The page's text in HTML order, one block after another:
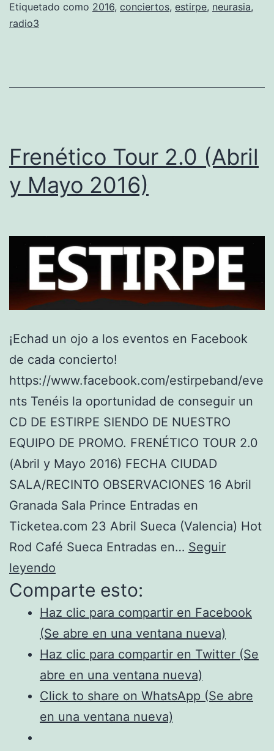
Etiquetado como 2016, conciertos, estirpe, neurasia,
radio3
Frenético Tour 2.0 (Abril
y Mayo 2016)
¡Echad un ojo a los eventos en Facebook
de cada concierto!
https://www.facebook.com/estirpeband/eve
nts Tenéis la oportunidad de conseguir un
CD DE ESTIRPE SIENDO DE NUESTRO
EQUIPO DE PROMO. FRENÉTICO TOUR 2.0
(Abril y Mayo 2016) FECHA CIUDAD
SALA/RECINTO OBSERVACIONES 16 Abril
Granada Sala Prince Entradas en
Ticketea.com 23 Abril Sueca (Valencia) Hot
Rod Café Sueca Entradas en… Seguir
leyendo
Tour
2.0
(Abril
y
Mayo
2016)
Comparte esto:
Haz clic para compartir en Facebook
(Se abre en una ventana nueva)
Haz clic para compartir en Twitter (Se
abre en una ventana nueva)
Click to share on WhatsApp (Se abre
en una ventana nueva)